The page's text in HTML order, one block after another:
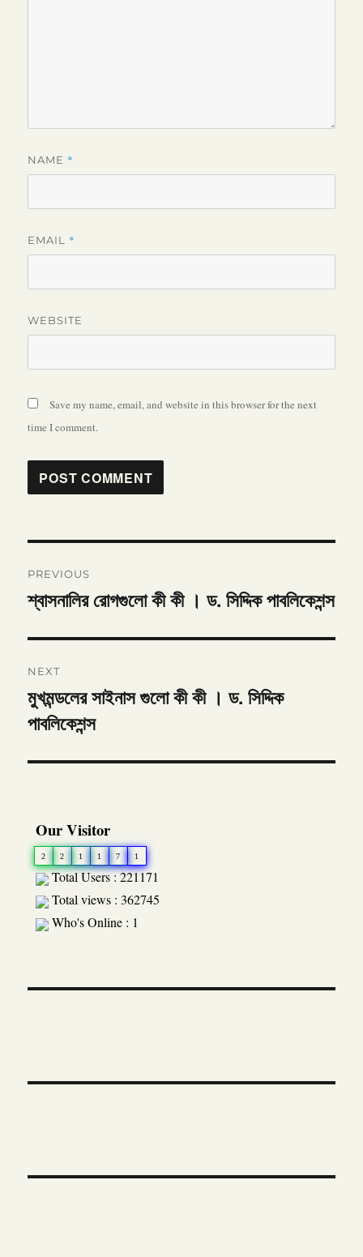
NAME *
EMAIL *
WEBSITE
Save my name, email, and website in this browser for the next
time I comment.
navigation
PREVIOUS
Previous
শ্বাসনালির রোগগুলো কী কী । ড. সিদ্দিক পাবলিকেশন্স
NEXT
Next
post:
মুখমন্ডলের সাইনাস গুলো কী কী । ড. সিদ্দিক
পাবলিকেশন্স
Our Visitor
2 2 1 1 7 1
Total Users : 221171
Total views : 362745
Who's Online : 1